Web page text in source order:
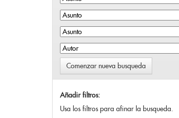
Comenzar nueva busqueda
Añadir filtros:
Usa los filtros para afinar la busqueda.